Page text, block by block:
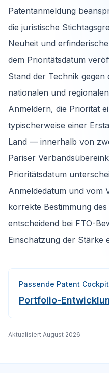
Patentanmeldung
die juristische
Neuheit und
dem Prioritätsdatum
Stand der Technik gegen
nationalen und
Anmeldern, die Priorität
typischerweise einer
Land — innerhalb von
Pariser
Prioritätsdatum
Anmeldedatum und vom
korrekte Bestimmung
entscheidend bei FTO-
Einschätzung der Stärke
Passende Patent
Portfolio-
Aktualisiert August 2026